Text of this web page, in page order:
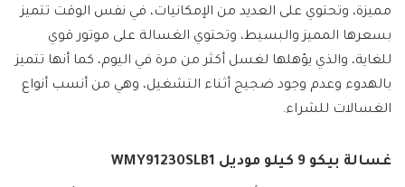
مميزة، وتحتوي على العديد من الإمكانيات، في نفس الوقت تتميز
بسعرها المميز والبسيط، وتحتوي الغسالة على موتور قوي
للغاية، والذي يؤهلها لغسل أكثر من مرة في اليوم، كما أنها تتميز
بالهدوء وعدم وجود ضجيج أثناء التشغيل، وهي من أنسب أنواع
الغسالات للشراء.
غسالة بيكو 9 كيلو موديل WMY91230SLB1